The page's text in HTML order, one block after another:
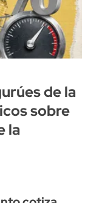
de la
sobre
la